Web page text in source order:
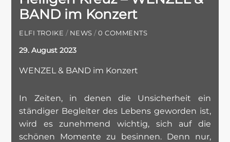
BAND im Konzert
ELFI TROIKE / NEWS / 0 COMMENTS
29. August 2023
WENZEL & BAND im Konzert
In Zeiten, in denen die Unsicherheit ein
ständiger Begleiter des Lebens geworden ist,
wird es zunehmend wichtig, sich auf die
schönen Momente zu besinnen. Denn nur,